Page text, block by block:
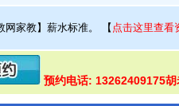
家教】薪水标准。 【 点击这里查看
预约电话: 13262409175